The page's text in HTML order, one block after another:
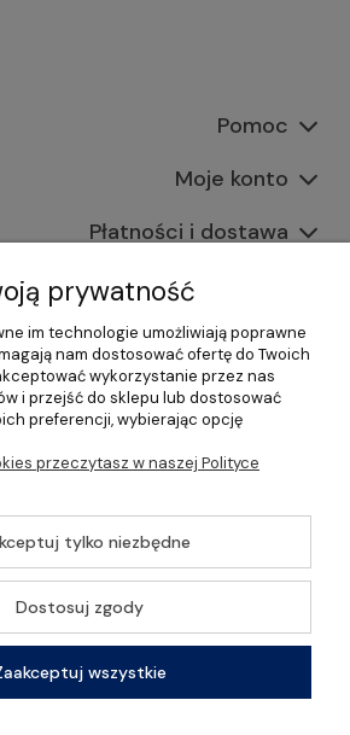
Pomoc
Moje konto
Płatności i dostawa
Informacje
O nas
Zastrzeżone | Gastrosklep |
restauracji oraz barów
Master byEcommercy
pełną wersję strony
Shoper Premium
prywatność
im technologie umożliwiają poprawne
nam dostosować ofertę do Twoich
wykorzystanie przez nas
i przejść do sklepu lub dostosować
preferencji, wybierając opcję
przeczytasz w naszej Polityce
tylko niezbędne
Dostosuj zgody
wszystkie